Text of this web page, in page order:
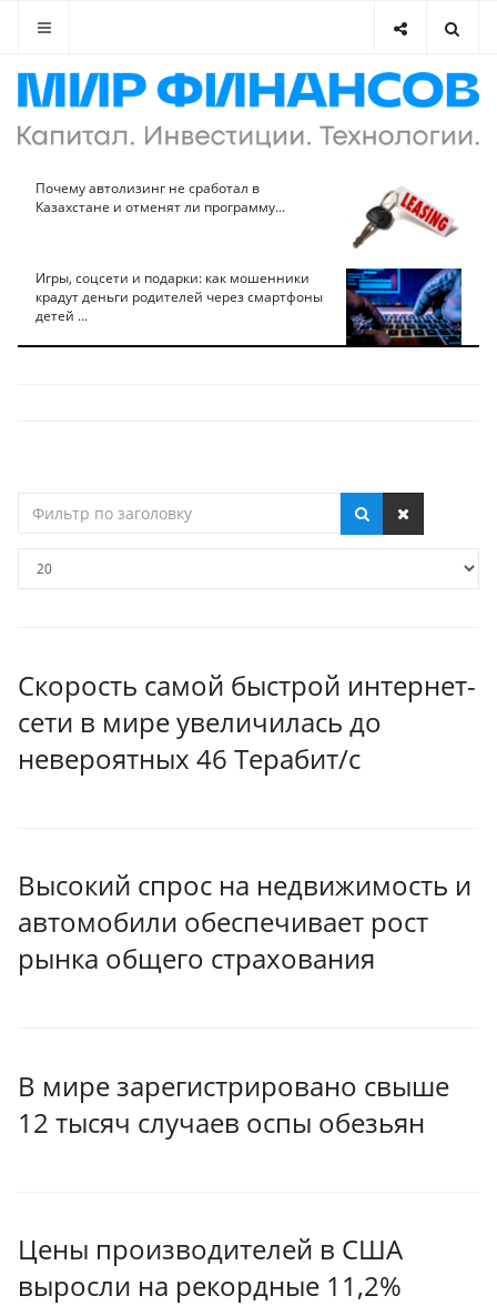
Почему автолизинг не сработал в
Казахстане и отменят ли программу...
Игры, соцсети и подарки: как мошенники
крадут деньги родителей через смартфоны
детей ...
по
Скорость самой быстрой интернет-
сети в мире увеличилась до
невероятных 46 Терабит/с
Высокий спрос на недвижимость и
автомобили обеспечивает рост
рынка общего страхования
В мире зарегистрировано свыше
12 тысяч случаев оспы обезьян
Цены производителей в США
выросли на рекордные 11,2%